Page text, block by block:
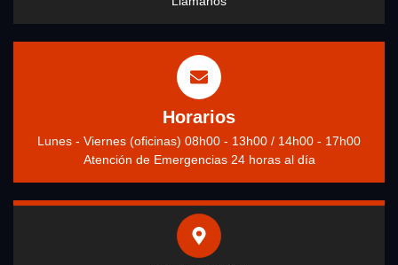
Horarios
Lunes - Viernes (oficinas) 08h00 - 13h00 / 14h00 - 17h00
Atención de Emergencias 24 horas al día